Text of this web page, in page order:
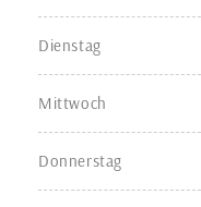
Dienstag
Mittwoch
Donnerstag